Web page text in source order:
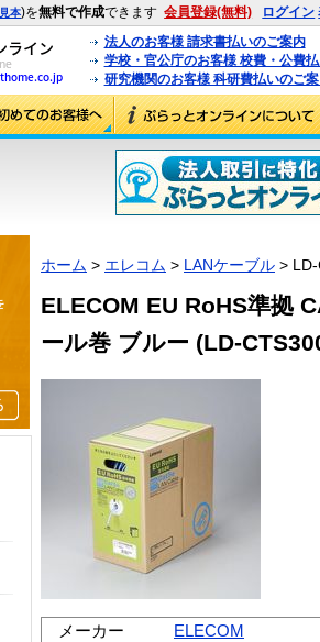
見本)を無料で作成できます 会員登録(無料) ログイン
法人のお客様 請求書払いのご案内
学校・官公庁のお客様 校費・公費
研究機関のお客様 科研費払いのご
ホーム > エレコム > LANケーブル >
ELECOM EU RoHS準拠
ール巻 ブルー (LD-
メーカー
ELECOM